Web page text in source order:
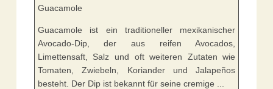
Guacamole
Guacamole ist ein traditioneller mexikanischer
Avocado-Dip, der aus reifen Avocados,
Limettensaft, Salz und oft weiteren Zutaten wie
Tomaten, Zwiebeln, Koriander und Jalapeños
besteht. Der Dip ist bekannt für seine cremige ...